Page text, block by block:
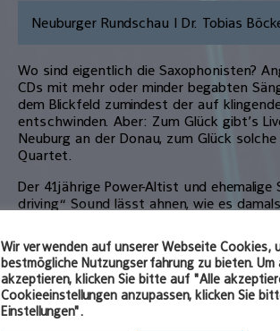
Neuburger Rundschau | Dr. Tobias
Wo sind eigentlich die Saxophonisten?
CDs mit mehr oder minder begabten
dem Blickfeld zumindest der auf
entschwinden. Aber: Zum Glück gibt’s
Neuburg an der Donau, zum Glück
Quartet.
Der 41jährige Power-Altist und
driving“ Sound lässt ahnen, wie es
erfunden wurde, dampfende,
und raffinierter Harmonik der Routine
Stilwende führte, die von vielen
kreativen Energie im Jazz empfunden
der Tradition Spirit, Energie, Phantasie
einer Variante des Neobop auf, die es
hinausgeht, die den Jazz als Americas
Wir verwenden auf unserer Webseite Cookies,
bestmögliche Nutzungserfahrung zu bieten. Um
akzeptieren, klicken Sie bitte auf "Alle
Cookieeinstellungen anzupassen, klicken Sie
Einstellungen".